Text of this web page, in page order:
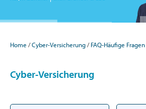
Home Cyber-Versicherung FAQ-Häufige Fragen
Cyber-Versicherung